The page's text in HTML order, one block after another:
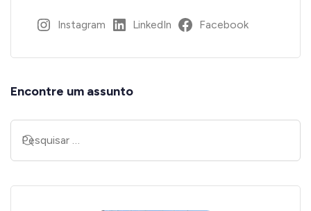
Instagram LinkedIn Facebook
Encontre um assunto